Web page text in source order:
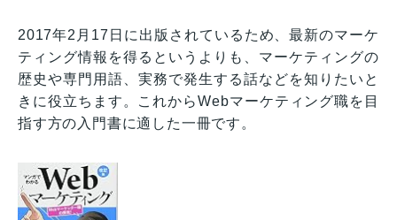
2017年2月17日に出版されているため、最新のマーケ
ティング情報を得るというよりも、マーケティングの
歴史や専門用語、実務で発生する話などを知りたいと
きに役立ちます。これからWebマーケティング職を目
指す方の入門書に適した一冊です。